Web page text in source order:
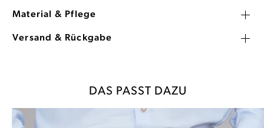
Material & Pflege
Versand & Rückgabe
DAS PASST DAZU